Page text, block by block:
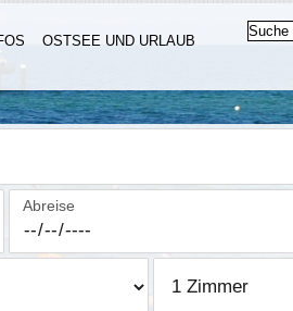
OSTSEE UND URLAUB
Abreise